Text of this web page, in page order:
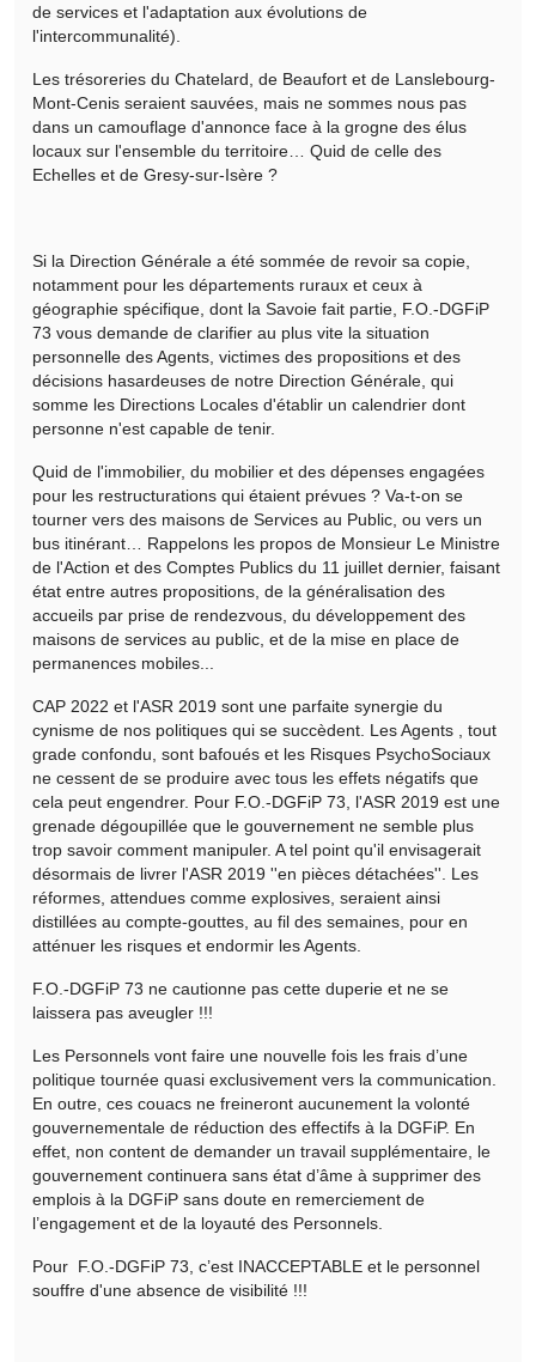
de services et l'adaptation aux évolutions de
l'intercommunalité).
Les trésoreries du Chatelard, de Beaufort et de Lanslebourg-
Mont-Cenis seraient sauvées, mais ne sommes nous pas
dans un camouflage d'annonce face à la grogne des élus
locaux sur l'ensemble du territoire… Quid de celle des
Echelles et de Gresy-sur-Isère ?
Si la Direction Générale a été sommée de revoir sa copie,
notamment pour les départements ruraux et ceux à
géographie spécifique, dont la Savoie fait partie, F.O.-DGFiP
73 vous demande de clarifier au plus vite la situation
personnelle des Agents, victimes des propositions et des
décisions hasardeuses de notre Direction Générale, qui
somme les Directions Locales d'établir un calendrier dont
personne n'est capable de tenir.
Quid de l'immobilier, du mobilier et des dépenses engagées
pour les restructurations qui étaient prévues ? Va-t-on se
tourner vers des maisons de Services au Public, ou vers un
bus itinérant… Rappelons les propos de Monsieur Le Ministre
de l'Action et des Comptes Publics du 11 juillet dernier, faisant
état entre autres propositions, de la généralisation des
accueils par prise de rendezvous, du développement des
maisons de services au public, et de la mise en place de
permanences mobiles...
CAP 2022 et l'ASR 2019 sont une parfaite synergie du
cynisme de nos politiques qui se succèdent. Les Agents , tout
grade confondu, sont bafoués et les Risques PsychoSociaux
ne cessent de se produire avec tous les effets négatifs que
cela peut engendrer. Pour F.O.-DGFiP 73, l'ASR 2019 est une
grenade dégoupillée que le gouvernement ne semble plus
trop savoir comment manipuler. A tel point qu'il envisagerait
désormais de livrer l'ASR 2019 ''en pièces détachées''. Les
réformes, attendues comme explosives, seraient ainsi
distillées au compte-gouttes, au fil des semaines, pour en
atténuer les risques et endormir les Agents.
F.O.-DGFiP 73 ne cautionne pas cette duperie et ne se
laissera pas aveugler !!!
Les Personnels vont faire une nouvelle fois les frais d’une
politique tournée quasi exclusivement vers la communication.
En outre, ces couacs ne freineront aucunement la volonté
gouvernementale de réduction des effectifs à la DGFiP. En
effet, non content de demander un travail supplémentaire, le
gouvernement continuera sans état d’âme à supprimer des
emplois à la DGFiP sans doute en remerciement de
l’engagement et de la loyauté des Personnels.
Pour F.O.-DGFiP 73, c’est INACCEPTABLE et le personnel
souffre d'une absence de visibilité !!!